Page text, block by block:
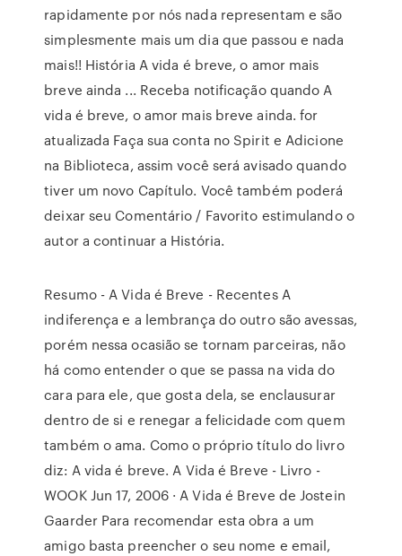
rapidamente por nós nada representam e são
simplesmente mais um dia que passou e nada
mais!! História A vida é breve, o amor mais
breve ainda ... Receba notificação quando A
vida é breve, o amor mais breve ainda. for
atualizada Faça sua conta no Spirit e Adicione
na Biblioteca, assim você será avisado quando
tiver um novo Capítulo. Você também poderá
deixar seu Comentário / Favorito estimulando o
autor a continuar a História.
Resumo - A Vida é Breve - Recentes A
indiferença e a lembrança do outro são avessas,
porém nessa ocasião se tornam parceiras, não
há como entender o que se passa na vida do
cara para ele, que gosta dela, se enclausurar
dentro de si e renegar a felicidade com quem
também o ama. Como o próprio título do livro
diz: A vida é breve. A Vida é Breve - Livro -
WOOK Jun 17, 2006 · A Vida é Breve de Jostein
Gaarder Para recomendar esta obra a um
amigo basta preencher o seu nome e email,